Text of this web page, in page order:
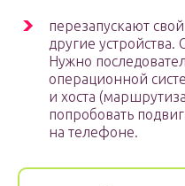
перезапускают
другие
Нужно
операционной
и хоста
попробовать
на телефоне.